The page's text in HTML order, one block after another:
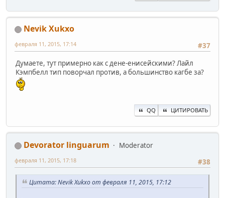
Nevik Xukxo
#37
февраля 11, 2015, 17:14
Думаете, тут примерно как с дене-енисейскими? Лайл
Кэмпбелл тип поворчал против, а большинство кагбе за?
QQ ЦИТИРОВАТЬ
Devorator linguarum
Moderator
#38
февраля 11, 2015, 17:18
Цитата: Nevik Xukxo от февраля 11, 2015, 17:12